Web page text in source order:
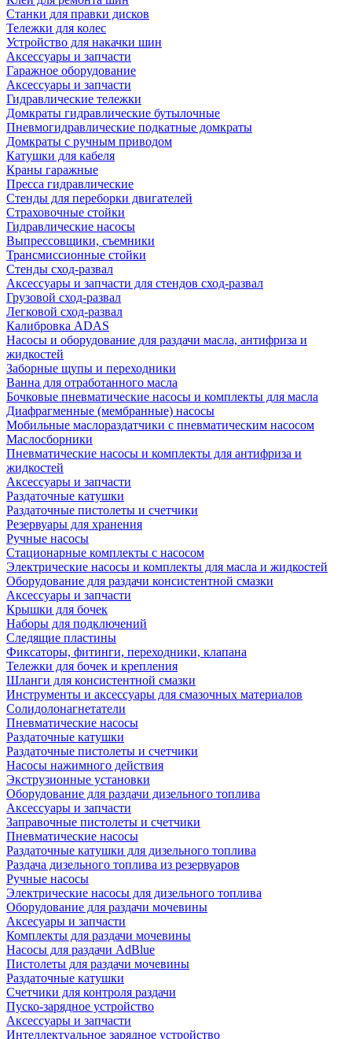
Станки для правки дисков
Тележки для колес
Устройство для накачки шин
Аксессуары и запчасти
Гаражное оборудование
Аксессуары и запчасти
Гидравлические тележки
Домкраты гидравлические бутылочные
Пневмогидравлические подкатные домкраты
Домкраты с ручным приводом
Катушки для кабеля
Краны гаражные
Пресса гидравлические
Стенды для переборки двигателей
Страховочные стойки
Гидравлические насосы
Выпрессовщики, съемники
Трансмиссионные стойки
Стенды сход-развал
Аксессуары и запчасти для стендов сход-развал
Грузовой сход-развал
Легковой сход-развал
Калибровка ADAS
Насосы и оборудование для раздачи масла, антифриза и
жидкостей
Заборные щупы и переходники
Ванна для отработанного масла
Бочковые пневматические насосы и комплекты для масла
Диафрагменные (мембранные) насосы
Мобильные маслораздатчики с пневматическим насосом
Маслосборники
Пневматические насосы и комплекты для антифриза и
жидкостей
Аксессуары и запчасти
Раздаточные катушки
Раздаточные пистолеты и счетчики
Резервуары для хранения
Ручные насосы
Стационарные комплекты с насосом
Электрические насосы и комплекты для масла и жидкостей
Оборудование для раздачи консистентной смазки
Аксессуары и запчасти
Крышки для бочек
Наборы для подключений
Следящие пластины
Фиксаторы, фитинги, переходники, клапана
Тележки для бочек и крепления
Шланги для консистентной смазки
Инструменты и аксессуары для смазочных материалов
Солидолонагнетатели
Пневматические насосы
Раздаточные катушки
Раздаточные пистолеты и счетчики
Насосы нажимного действия
Экструзионные установки
Оборудование для раздачи дизельного топлива
Аксессуары и запчасти
Заправочные пистолеты и счетчики
Пневматические насосы
Раздаточные катушки для дизельного топлива
Раздача дизельного топлива из резервуаров
Ручные насосы
Электрические насосы для дизельного топлива
Оборудование для раздачи мочевины
Аксесуары и запчасти
Комплекты для раздачи мочевины
Насосы для раздачи AdBlue
Пистолеты для раздачи мочевины
Раздаточные катушки
Счетчики для контроля раздачи
Пуско-зарядное устройство
Аксессуары и запчасти
Интеллектуальное зарядное устройство